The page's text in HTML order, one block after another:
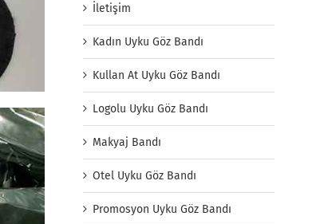
İletişim
Kadın Uyku Göz Bandı
Kullan At Uyku Göz Bandı
Logolu Uyku Göz Bandı
Makyaj Bandı
Otel Uyku Göz Bandı
Promosyon Uyku Göz Bandı